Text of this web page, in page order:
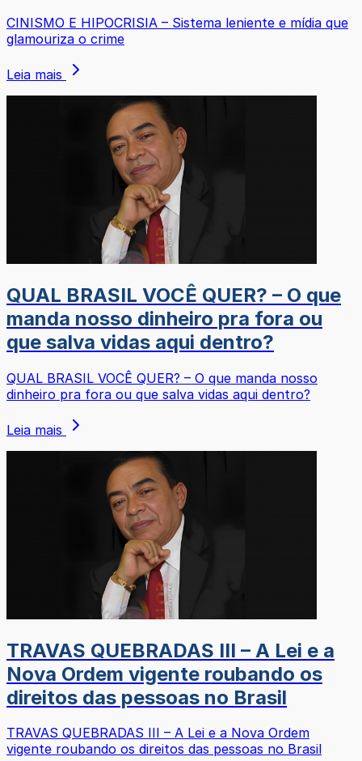
CINISMO E HIPOCRISIA – Sistema leniente e mídia que
glamouriza o crime
Leia mais
QUAL BRASIL VOCÊ QUER? – O que
manda nosso dinheiro pra fora ou
que salva vidas aqui dentro?
QUAL BRASIL VOCÊ QUER? – O que manda nosso
dinheiro pra fora ou que salva vidas aqui dentro?
Leia mais
TRAVAS QUEBRADAS III – A Lei e a
Nova Ordem vigente roubando os
direitos das pessoas no Brasil
TRAVAS QUEBRADAS III – A Lei e a Nova Ordem
vigente roubando os direitos das pessoas no Brasil